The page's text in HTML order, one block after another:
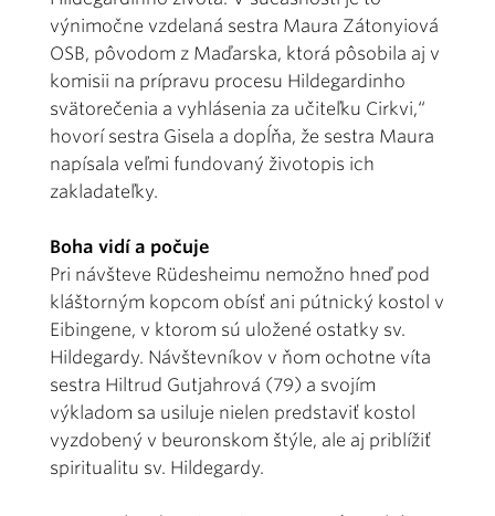
výnimočne vzdelaná sestra Maura Zátonyiová
OSB, pôvodom z Maďarska, ktorá pôsobila aj v
komisii na prípravu procesu Hildegardinho
svätorečenia a vyhlásenia za učiteľku Cirkvi,“
hovorí sestra Gisela a dopĺňa, že sestra Maura
napísala veľmi fundovaný životopis ich
zakladateľky.
Boha vidí a počuje
Pri návšteve Rüdesheimu nemožno hneď pod
kláštorným kopcom obísť ani pútnický kostol v
Eibingene, v ktorom sú uložené ostatky sv.
Hildegardy. Návštevníkov v ňom ochotne víta
sestra Hiltrud Gutjahrová (79) a svojím
výkladom sa usiluje nielen predstaviť kostol
vyzdobený v beuronskom štýle, ale aj priblížiť
spiritualitu sv. Hildegardy.